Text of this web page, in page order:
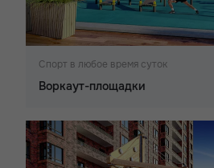
Спорт в любое время суток
Воркаут-площадки